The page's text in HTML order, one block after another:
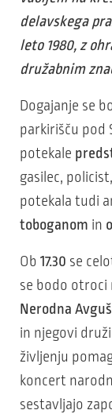
delavskega
leto 1980, z
družabnim
Dogajanje se
parkirišču pod
potekale
gasilec,
potekala tudi
toboganom in
Ob 17.30 se
se bodo otroci
Nerodna
in njegovi
življenju
koncert
sestavljajo